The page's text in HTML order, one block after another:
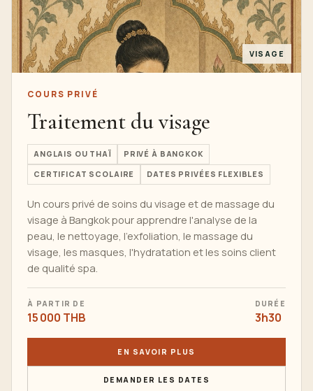
VISAGE
COURS PRIVÉ
Traitement du visage
ANGLAIS OU THAÏ PRIVÉ À BANGKOK
CERTIFICAT SCOLAIRE DATES PRIVÉES FLEXIBLES
Un cours privé de soins du visage et de massage du
visage à Bangkok pour apprendre l'analyse de la
peau, le nettoyage, l'exfoliation, le massage du
visage, les masques, l'hydratation et les soins client
de qualité spa.
À PARTIR DE
15 000 THB
DURÉE
3h30
EN SAVOIR PLUS
DEMANDER LES DATES